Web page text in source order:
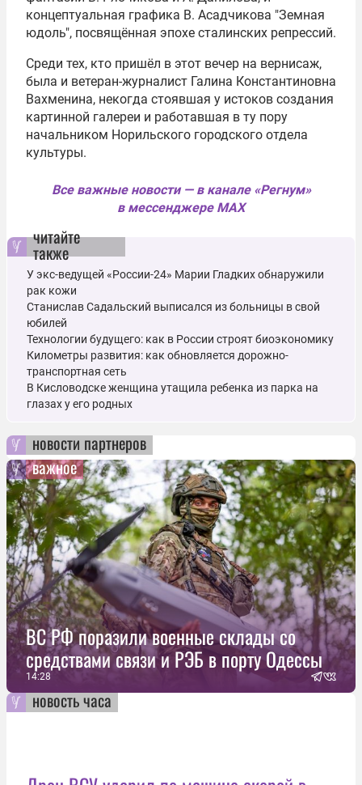
концептуальная графика В. Асадчикова "Земная
юдоль", посвящённая эпохе сталинских репрессий.
Среди тех, кто пришёл в этот вечер на вернисаж,
была и ветеран-журналист Галина Константиновна
Вахменина, некогда стоявшая у истоков создания
картинной галереи и работавшая в ту пору
начальником Норильского городского отдела
культуры.
Все важные новости — в канале «Регнум»
в мессенджере MAX
читайте
также
У экс-ведущей «России-24» Марии Гладких обнаружили
рак кожи
Станислав Садальский выписался из больницы в свой
юбилей
Технологии будущего: как в России строят биоэкономику
Километры развития: как обновляется дорожно-
транспортная сеть
В Кисловодске женщина утащила ребенка из парка на
глазах у его родных
новости партнеров
важное
ВС РФ поразили военные склады со
средствами связи и РЭБ в порту Одессы
14:28
новость часа